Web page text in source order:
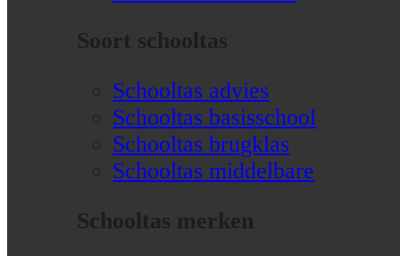
Soort schooltas
Schooltas advies
Schooltas basisschool
Schooltas brugklas
Schooltas middelbare
Schooltas merken